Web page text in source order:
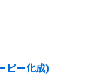
ピー化成)